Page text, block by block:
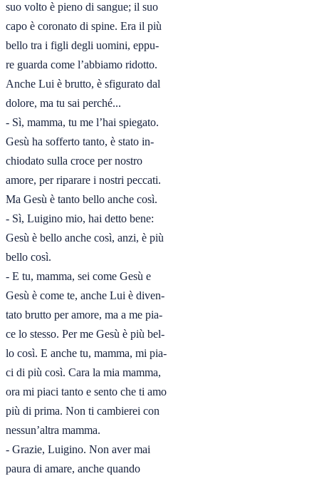
suo volto è pieno di sangue; il suo
capo è coronato di spine. Era il più
bello tra i figli degli uomini, eppu-
re guarda come l’abbiamo ridotto.
Anche Lui è brutto, è sfigurato dal
dolore, ma tu sai perché...
- Sì, mamma, tu me l’hai spiegato.
Gesù ha sofferto tanto, è stato in-
chiodato sulla croce per nostro
amore, per riparare i nostri peccati.
Ma Gesù è tanto bello anche così.
- Sì, Luigino mio, hai detto bene:
Gesù è bello anche così, anzi, è più
bello così.
- E tu, mamma, sei come Gesù e
Gesù è come te, anche Lui è diven-
tato brutto per amore, ma a me pia-
ce lo stesso. Per me Gesù è più bel-
lo così. E anche tu, mamma, mi pia-
ci di più così. Cara la mia mamma,
ora mi piaci tanto e sento che ti amo
più di prima. Non ti cambierei con
nessun’altra mamma.
- Grazie, Luigino. Non aver mai
paura di amare, anche quando